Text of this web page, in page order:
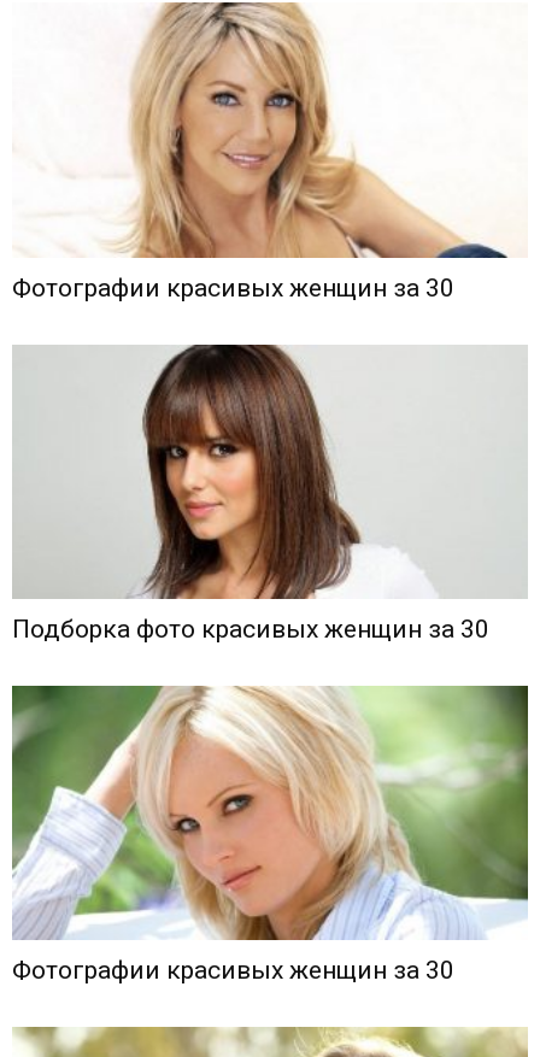
Фотографии красивых женщин за 30
Подборка фото красивых женщин за 30
Фотографии красивых женщин за 30